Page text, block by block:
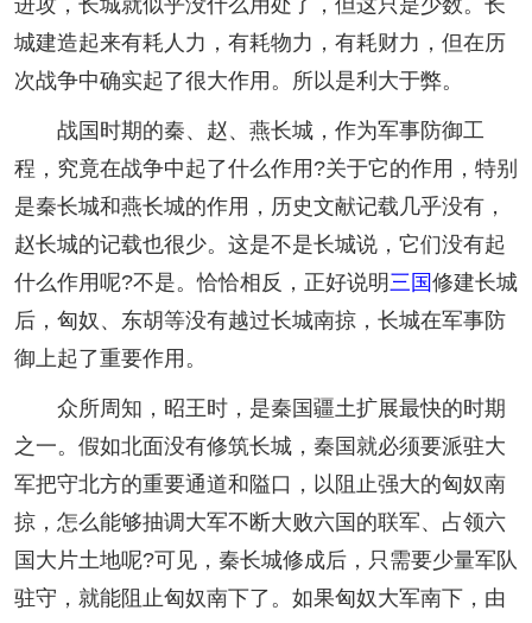
进攻，长城就似乎没什么用处了，但这只是少数。长
城建造起来有耗人力，有耗物力，有耗财力，但在历
次战争中确实起了很大作用。所以是利大于弊。
战国时期的秦、赵、燕长城，作为军事防御工
程，究竟在战争中起了什么作用?关于它的作用，特别
是秦长城和燕长城的作用，历史文献记载几乎没有，
赵长城的记载也很少。这是不是长城说，它们没有起
什么作用呢?不是。恰恰相反，正好说明三国修建长城
后，匈奴、东胡等没有越过长城南掠，长城在军事防
御上起了重要作用。
众所周知，昭王时，是秦国疆土扩展最快的时期
之一。假如北面没有修筑长城，秦国就必须要派驻大
军把守北方的重要通道和隘口，以阻止强大的匈奴南
掠，怎么能够抽调大军不断大败六国的联军、占领六
国大片土地呢?可见，秦长城修成后，只需要少量军队
驻守，就能阻止匈奴南下了。如果匈奴大军南下，由